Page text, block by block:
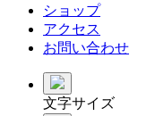
ショップ
アクセス
お問い合わせ
文字サイズ